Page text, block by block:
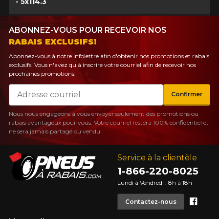
Service à la clientèle
1-866-220-8025
Lundi à Vendredi : 8h à 18h
Contactez-nous
ABONNEZ-VOUS POUR RECEVOIR NOS
RABAIS EXCLUSIFS!
Abonnez-vous à notre infolettre afin d'obtenir nos promotions et rabais
exclusifs. Vous n'avez qu'à inscrire votre courriel afin de recevoir nos
prochaines promotions.
Courriel
Confirmer
Nous nous engageons à vous envoyer seulement des promotions ou
rabais avantageux pour vous. Votre courriel restera 100% confidentiel et
ne sera jamais partagé ou vendu.